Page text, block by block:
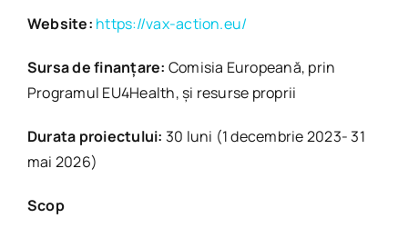
Website: https://vax-action.eu/
Sursa de finanțare: Comisia Europeană, prin
Programul EU4Health, și resurse proprii
Durata proiectului: 30 luni (1 decembrie 2023- 31
mai 2026)
Scop